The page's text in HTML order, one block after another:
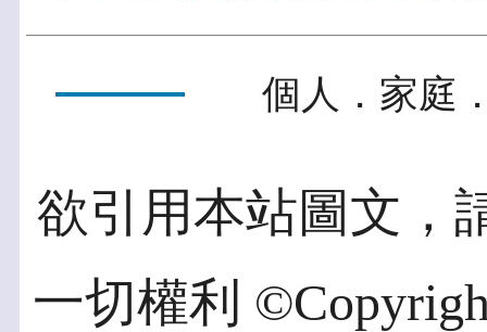
個人．家庭
欲引用本站圖文，
一切權利